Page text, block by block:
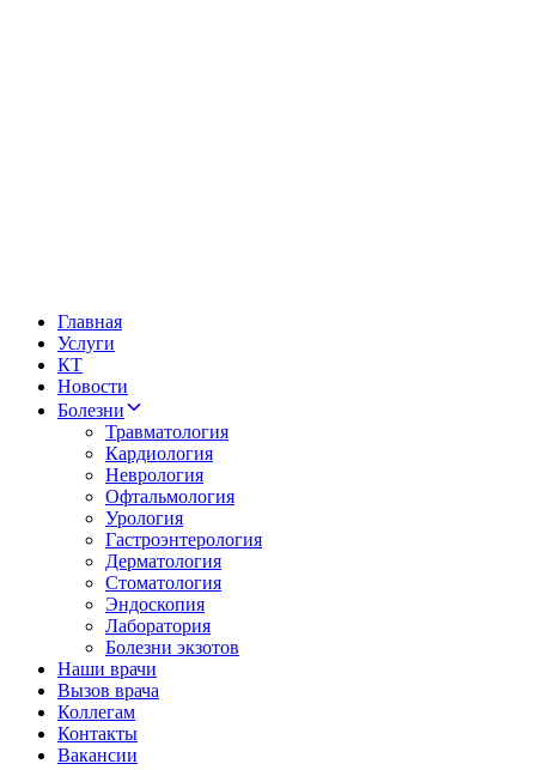
Главная
Услуги
КТ
Новости
Болезни
Травматология
Кардиология
Неврология
Офтальмология
Урология
Гастроэнтерология
Дерматология
Стоматология
Эндоскопия
Лаборатория
Болезни экзотов
Наши врачи
Вызов врача
Коллегам
Контакты
Вакансии